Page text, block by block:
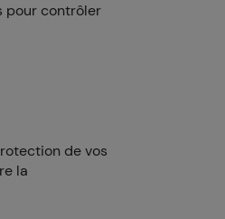
pour contrôler
de vos
la